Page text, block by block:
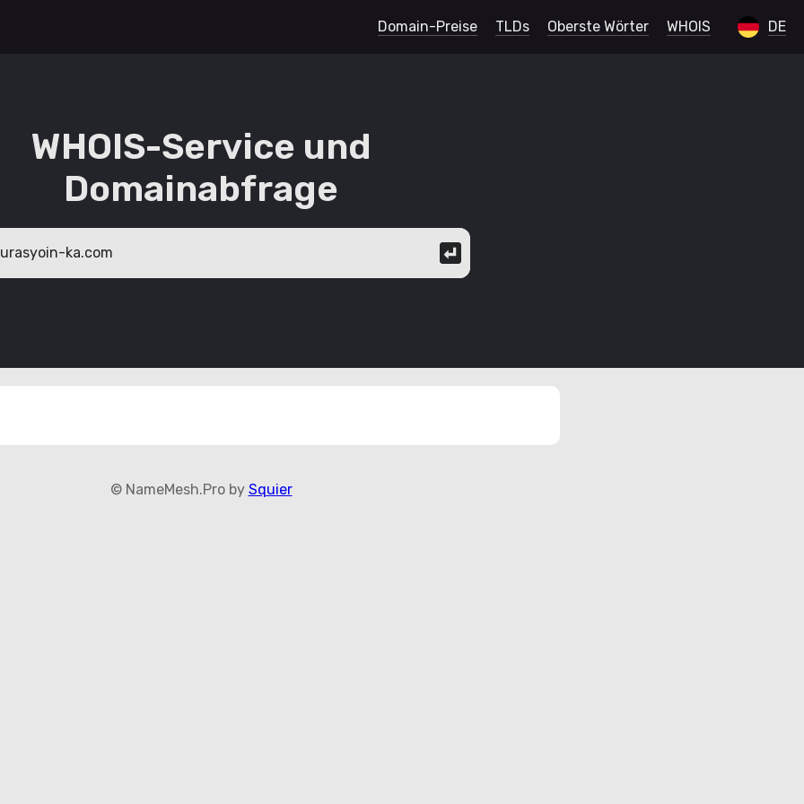
DE
Domain-Preise TLDs Oberste Wörter WHOIS
WHOIS-Service und
Domainabfrage
© NameMesh.Pro by Squier